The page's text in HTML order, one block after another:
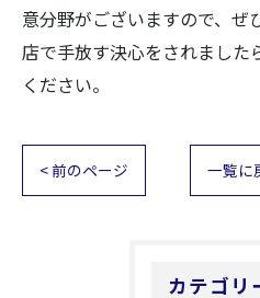
意分野がございますので、ぜ
店で手放す決心をされました
ください。
< 前のページ 一覧に
カテゴリ